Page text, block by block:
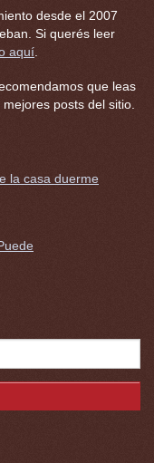
desde el 2007
Si querés leer
aquí
que leas
posts del sitio.
la casa duerme